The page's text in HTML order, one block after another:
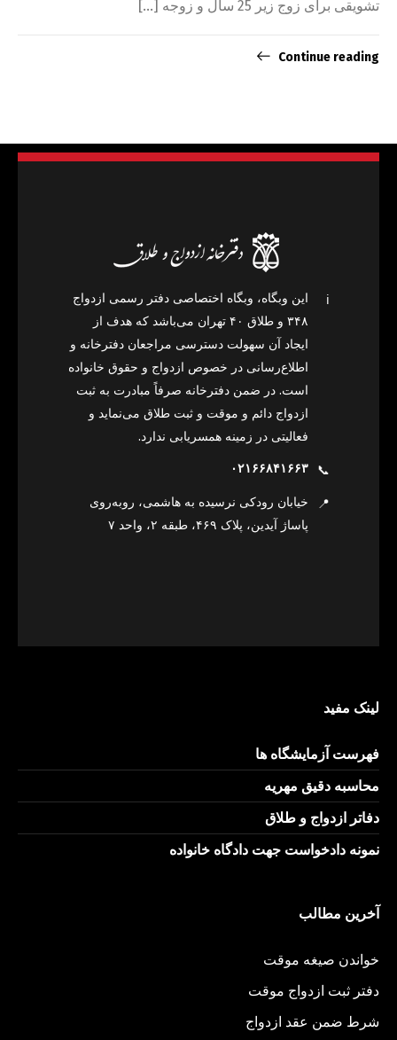
تشویقی برای زوج زیر 25 سال و زوجه […]
Continue reading
ℹ️
این وبگاه، وبگاه اختصاصی دفتر رسمی ازدواج
۳۴۸ و طلاق ۴۰ تهران می‌باشد که هدف از
ایجاد آن سهولت دسترسی مراجعان دفترخانه و
اطلاع‌رسانی در خصوص ازدواج و حقوق خانواده
است. در ضمن دفترخانه صرفاً مبادرت به ثبت
ازدواج دائم و موقت و ثبت طلاق می‌نماید و
فعالیتی در زمینه همسریابی ندارد.
📞 ۰۲۱۶۶۸۴۱۶۶۳
📍
خیابان رودکی نرسیده به هاشمی، روبه‌روی
پاساژ آیدین، پلاک ۴۶۹، طبقه ۲، واحد ۷
لینک مفید
فهرست آزمایشگاه ها
محاسبه دقیق مهریه
دفاتر ازدواج و طلاق
نمونه دادخواست جهت دادگاه خانواده
آخرین مطالب
خواندن صیغه موقت
دفتر ثبت ازدواج موقت
شرط ضمن عقد ازدواج